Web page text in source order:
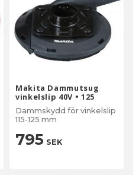
Makita Dammutsug
vinkelslip 40V • 125
Dammskydd för vinkelslip
115-125 mm
795 SEK